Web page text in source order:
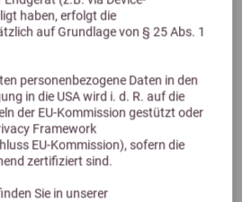
haben, erfolgt die
auf Grundlage von § 25 Abs. 1
personenbezogene Daten in den
in die USA wird i. d. R. auf die
der EU-Kommission gestützt oder
Framework
EU-Kommission), sofern die
zertifiziert sind.
Sie in unserer
5,0 (1 Bewertungen)
EQUIPUR gastral
für Pferde - Magenschutz
41,90 €